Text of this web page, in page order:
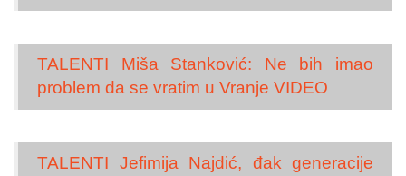
TALENTI Miša Stanković: Ne bih imao
problem da se vratim u Vranje VIDEO
TALENTI Jefimija Najdić, đak generacije